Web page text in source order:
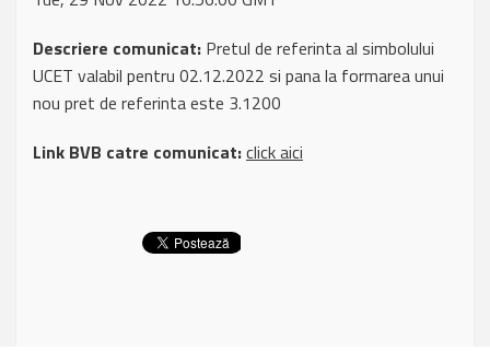
Descriere comunicat: Pretul de referinta al simbolului
UCET valabil pentru 02.12.2022 si pana la formarea unui
nou pret de referinta este 3.1200
Link BVB catre comunicat:click aici